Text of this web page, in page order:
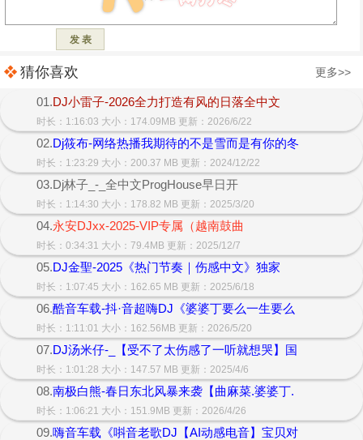
猜你喜欢 更多>>
01.DJ小雷子-2026全力打造有风的日落全中文
时长：1:16:03 大小：174.09MB 更新：2026/6/22
02.Dj筱布-网络热播我期待的不是雪而是有你的冬
时长：1:23:29 大小：200.37 MB 更新：2024/12/22
03.Dj林子_-_全中文ProgHouse早日开
时长：1:14:30 大小：178.82 MB 更新：2025/3/20
04.永安DJxx-2025-VIP专属（越南鼓曲
时长：0:34:31 大小：79.4MB 更新：2025/12/7
05.DJ金聖-2025《热门节奏｜伤感中文》独家
时长：1:07:45 大小：162.65 MB 更新：2025/6/18
06.酷音车载-抖·音超嗨DJ《婆婆丁要么一生要么
时长：1:11:01 大小：162.56MB 更新：2026/5/20
07.DJ汤米仔-_【受不了太伤感了一听就想哭】国
时长：1:01:28 大小：147.57 MB 更新：2025/4/6
08.南极白熊-春日东北风暴来袭【曲麻菜.婆婆丁.
时长：1:06:21 大小：151.9MB 更新：2026/4/26
09.嗨音车载《唞音老歌DJ【AI动感电音】宝贝对